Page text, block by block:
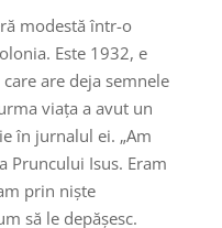
modestă într-o
Este 1932, e
are deja semnele
viața a avut un
în jurnalul ei. „Am
Pruncului Isus. Eram
prin niște
să le depășesc.